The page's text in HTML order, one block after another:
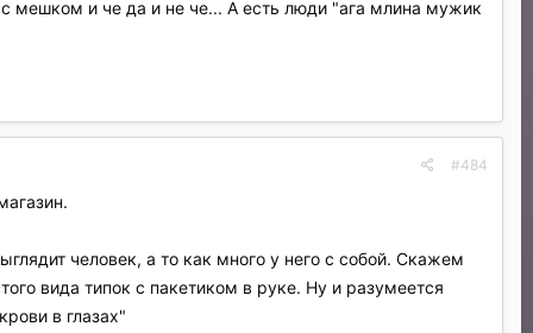
мешком и че да и не че... А есть люди "ага млина мужик
#484
человек, а то как много у него с собой. Скажем
вида типок с пакетиком в руке. Ну и разумеется
в глазах"